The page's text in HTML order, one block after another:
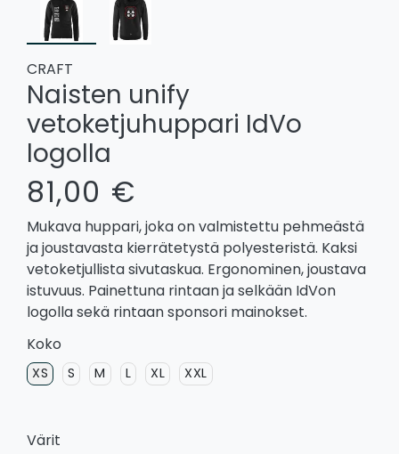
CRAFT
Naisten unify
vetoketjuhuppari IdVo
logolla
81,00 €
Mukava huppari, joka on valmistettu pehmeästä
ja joustavasta kierrätetystä polyesteristä. Kaksi
vetoketjullista sivutaskua. Ergonominen, joustava
istuvuus. Painettuna rintaan ja selkään IdVon
logolla sekä rintaan sponsori mainokset.
Koko
XS S M L XL XXL
Värit